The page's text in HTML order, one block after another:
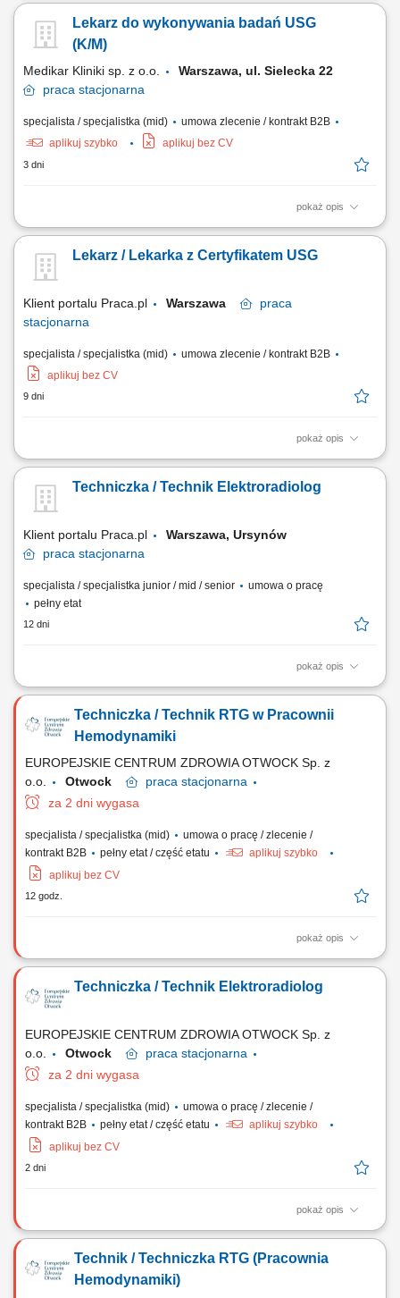
precyzyjnych badań ultrasonograficznych (USG) zgodnie z posiadanym
zakresem certyfikacji. Prowadzenie i uzupełnianie elektronicznej
Lekarz do wykonywania badań USG
(K/M)
Medikar Kliniki sp. z o.o.
Warszawa, ul. Sielecka 22
praca stacjonarna
specjalista / specjalistka (mid)
umowa zlecenie / kontrakt B2B
aplikuj szybko
aplikuj bez CV
3 dni
pokaż opis
kompleksowa opieka nad pacjentem prowadzenie dokumentacji
Lekarz / Lekarka z Certyfikatem USG
Klient portalu Praca.pl Warszawa
praca
stacjonarna
specjalista / specjalistka (mid)
umowa zlecenie / kontrakt B2B
aplikuj bez CV
9 dni
pokaż opis
Udzielanie świadczeń medycznych oraz prowadzenie konsultacji
posiadanych kompetencji. Prowadzenie dokumentacji medycznej
zgodnie z obowiązującymi przepisami. Dbanie o wysoki standard
Techniczka / Technik Elektroradiolog
Klient portalu Praca.pl
Warszawa, Ursynów
praca stacjonarna
specjalista / specjalistka junior / mid / senior
umowa o pracę
pełny etat
12 dni
pokaż opis
Przygotowywanie pacjentów do leczenia z wykorzystaniem radioterapii.
radioterapii, w tym badań TK i MR do planowania leczenia.
Wyznaczanie i weryfikacja pozycji terapeutycznej pacjentów. Analiza
Techniczka / Technik RTG w Pracownii
Hemodynamiki
EUROPEJSKIE CENTRUM ZDROWIA OTWOCK Sp. z
o.o.
Otwock praca stacjonarna
za 2 dni wygasa
specjalista / specjalistka (mid)
umowa o pracę / zlecenie /
kontrakt B2B
pełny etat / część etatu
aplikuj szybko
aplikuj bez CV
12 godz.
pokaż opis
Zakres obowiązków: Wykonywanie badań RTG w Pracowni
diagnostycznych i zabiegowych. Obsługa specjalistycznej aparatury
diagnostycznej. Dbanie o przestrzeganie zasad bezpieczeństwa i
Techniczka / Technik Elektroradiolog
EUROPEJSKIE CENTRUM ZDROWIA OTWOCK Sp. z
o.o.
Otwock praca stacjonarna
za 2 dni wygasa
specjalista / specjalistka (mid)
umowa o pracę / zlecenie /
kontrakt B2B
pełny etat / część etatu
aplikuj szybko
aplikuj bez CV
2 dni
pokaż opis
Zakres obowiązków: Wykonywanie badań diagnostycznych w Pracowni
standardami i procedurami. Współpraca z zespołem medycznym
podczas zabiegów i badań. Dbanie o bezpieczeństwo pacjentów oraz
Technik / Techniczka RTG (Pracownia
Hemodynamiki)